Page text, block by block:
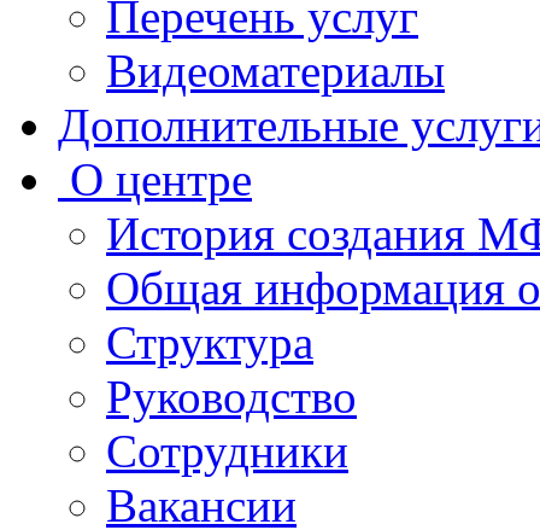
Перечень услуг
Видеоматериалы
Дополнительные
О центре
История создания
Общая
Структура
Руководство
Сотрудники
Вакансии